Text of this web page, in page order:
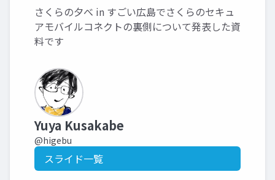
さくらの夕べ in すごい広島でさくらのセキュ
アモバイルコネクトの裏側について発表した資
料です
Yuya Kusakabe
@higebu
スライド一覧